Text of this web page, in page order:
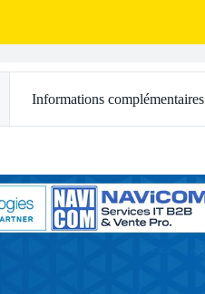
Informations complémentaires